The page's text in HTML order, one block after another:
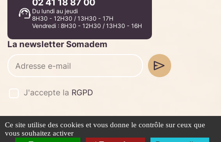
02 41 18 87 00
Du lundi au jeudi
8H30 - 12H30 / 13H30 - 17H
Vendredi : 8H30 - 12H30 / 13H30 - 16H
La newsletter Somadem
J'accepte la RGPD
©2026 -Stafe.fr
Mentions légales
Politique de confidentialité
Ce site utilise des cookies et vous donne le contrôle sur ceux que
vous souhaitez activer